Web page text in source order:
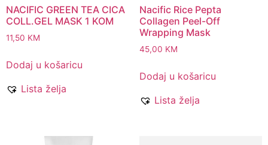
NACIFIC GREEN TEA CICA
COLL.GEL MASK 1 KOM
11,50 KM
Dodaj u košaricu
Lista želja
Nacific Rice Pepta
Collagen Peel-Off
Wrapping Mask
45,00 KM
Dodaj u košaricu
Lista želja